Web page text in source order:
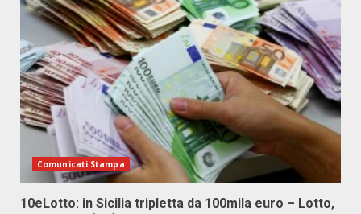
Comunicati Stampa
10eLotto: in Sicilia tripletta da 100mila euro – Lotto,